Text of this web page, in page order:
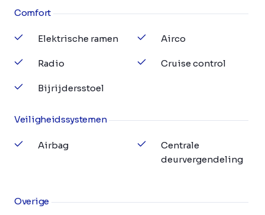
Comfort
Elektrische ramen
Radio
Bijrijdersstoel
Airco
Cruise control
Veiligheidssystemen
Airbag
Centrale
deurvergendeling
Overige